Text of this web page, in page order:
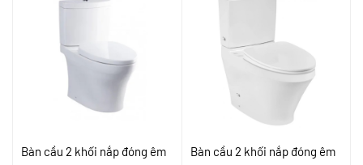
Bàn cầu 2 khối nắp đóng êm
Bàn cầu 2 khối nắp đóng êm